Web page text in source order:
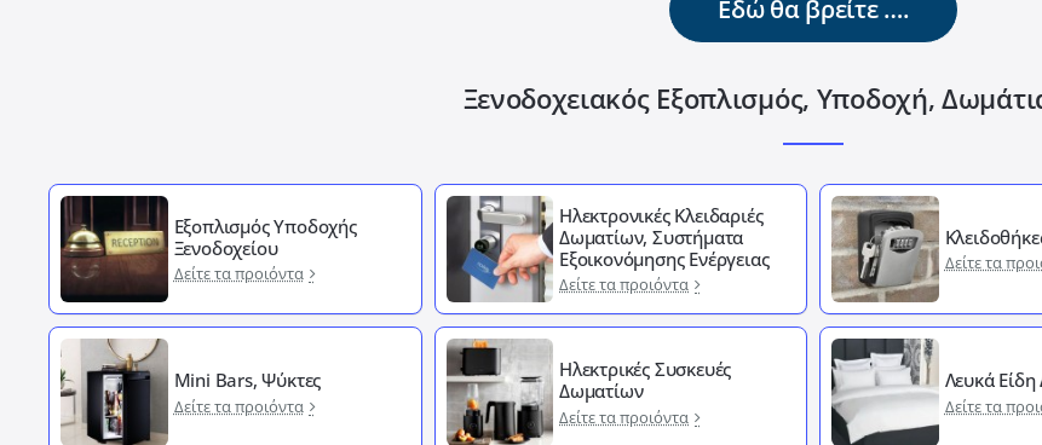
Εδώ θα βρείτε ….
Ξενοδοχειακός Εξοπλισμός, Υποδοχή,
Εξοπλισμός Υποδοχής
Ξενοδοχείου
Δείτε τα προιόντα
Ηλεκτρονικές Κλειδαριές
Δωματίων, Συστήματα
Εξοικονόμησης Ενέργειας
Δείτε τα προιόντα
Δείτε τα
Mini Bars, Ψύκτες
Δείτε τα προιόντα
Ηλεκτρικές Συσκευές
Δωματίων
Δείτε τα προιόντα
Λευκά
Δείτε τα